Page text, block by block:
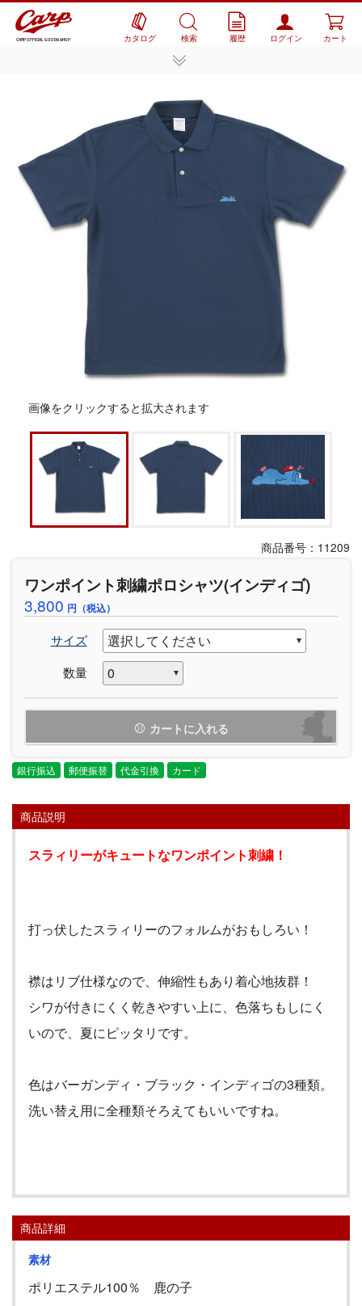
CARP OFFICIAL GOODS SHOP カタログ 検索 履歴 ログイン カート
画像をクリックすると拡大されます
商品番号：11209
ワンポイント刺繍ポロシャツ(インディゴ)
3,800 円（税込）
サイズ
数量
カートに入れる
銀行振込 郵便振替 代金引換 カード
商品説明
スラィリーがキュートなワンポイント刺繍！
打っ伏したスラィリーのフォルムがおもしろい！
襟はリブ仕様なので、伸縮性もあり着心地抜群！
シワが付きにくく乾きやすい上に、色落ちもしにく
いので、夏にピッタリです。
色はバーガンディ・ブラック・インディゴの3種類。
洗い替え用に全種類そろえてもいいですね。
商品詳細
素材
ポリエステル100％ 鹿の子